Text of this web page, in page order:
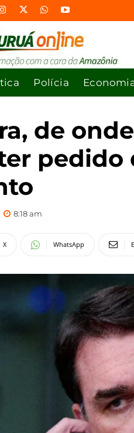
Polícia
de
pedido
8:18 am
X WhatsApp